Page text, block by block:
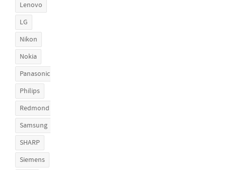
Lenovo
LG
Nikon
Nokia
Panasonic
Philips
Redmond
Samsung
SHARP
Siemens